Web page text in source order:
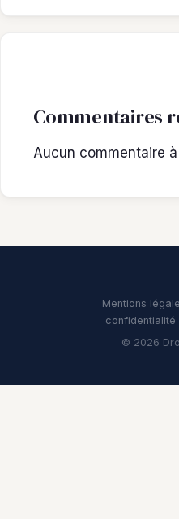
Commentaires
Aucun commentaire
Mentions
confidentialité
© 2026